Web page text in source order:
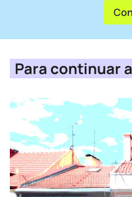
Para continuar